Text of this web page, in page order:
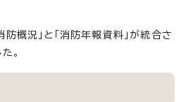
概況」と「消防年報資料」が統合さ
。